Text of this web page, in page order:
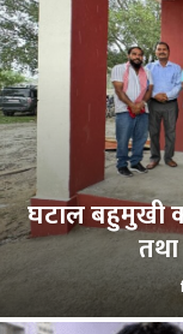
घटाल बहुमुखी